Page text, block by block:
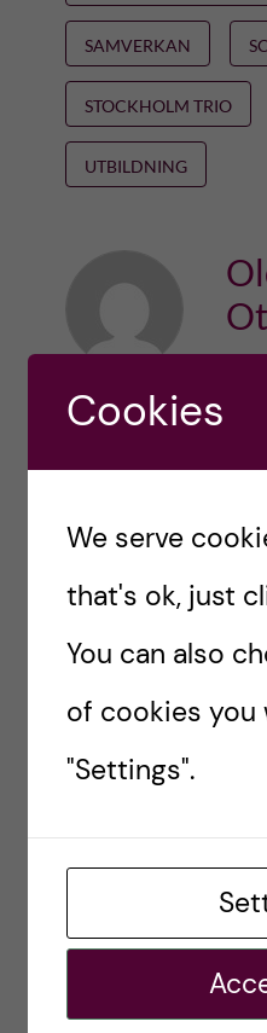
SAMVERKAN
STOCKHOLM TRIO
UTBILDNING
e
h
s
o
t
e
t
i
p
Leave a Comment
Name
Cookies
We serve
that's ok, just
You can also
of cookies you
"Settings".